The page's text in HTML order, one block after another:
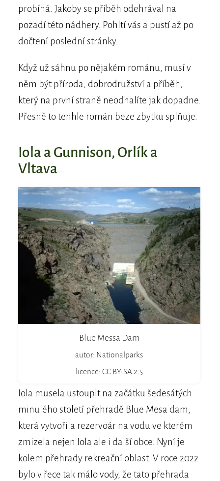
probíhá. Jakoby se příběh odehrával na
pozadí této nádhery. Pohltí vás a pustí až po
dočtení poslední stránky.
Když už sáhnu po nějakém románu, musí v
něm být příroda, dobrodružství a příběh,
který na první straně neodhalíte jak dopadne.
Přesně to tenhle román beze zbytku splňuje.
Iola a Gunnison, Orlík a
Vltava
Blue Messa Dam
autor: Nationalparks
licence: CC BY-SA 2.5
Iola musela ustoupit na začátku šedesátých
minulého století přehradě Blue Mesa dam,
která vytvořila rezervoár na vodu ve kterém
zmizela nejen Iola ale i další obce. Nyní je
kolem přehrady rekreační oblast. V roce 2022
bylo v řece tak málo vody, že tato přehrada